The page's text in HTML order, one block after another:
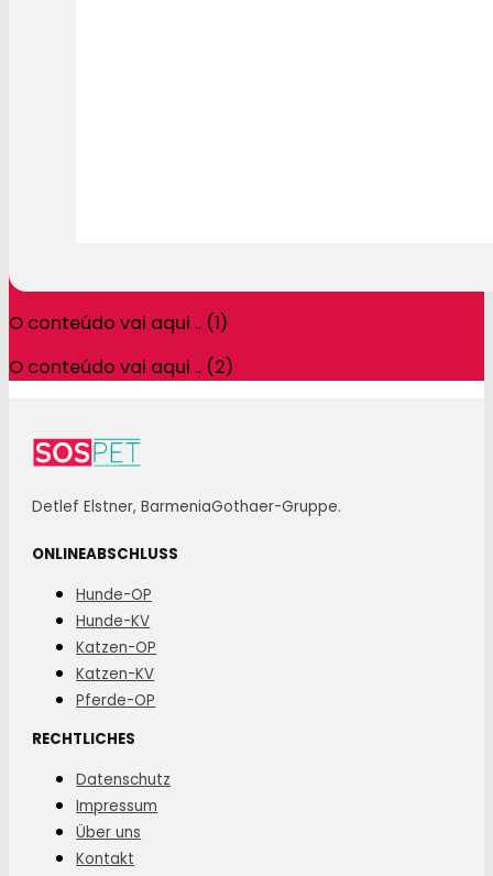
O conteúdo vai aqui .. (1)
O conteúdo vai aqui .. (2)
Detlef Elstner, BarmeniaGothaer-Gruppe.
ONLINEABSCHLUSS
Hunde-OP
Hunde-KV
Katzen-OP
Katzen-KV
Pferde-OP
RECHTLICHES
Datenschutz
Impressum
Über uns
Kontakt